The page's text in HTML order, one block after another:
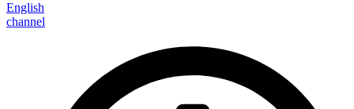
English
channel